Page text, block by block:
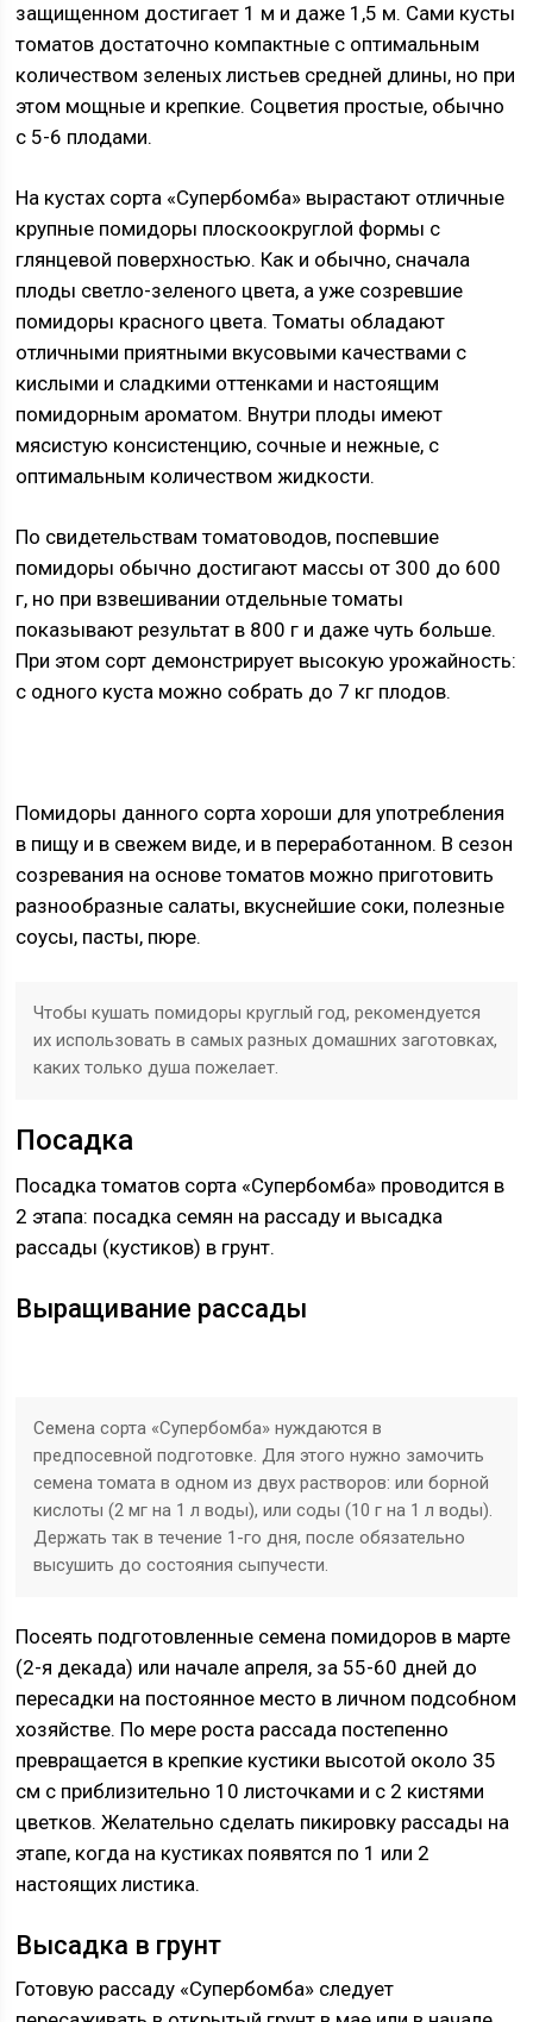
защищенном достигает 1 м и даже 1,5 м. Сами кусты
томатов достаточно компактные с оптимальным
количеством зеленых листьев средней длины, но при
этом мощные и крепкие. Соцветия простые, обычно
с 5-6 плодами.
На кустах сорта «Супербомба» вырастают отличные
крупные помидоры плоскоокруглой формы с
глянцевой поверхностью. Как и обычно, сначала
плоды светло-зеленого цвета, а уже созревшие
помидоры красного цвета. Томаты обладают
отличными приятными вкусовыми качествами с
кислыми и сладкими оттенками и настоящим
помидорным ароматом. Внутри плоды имеют
мясистую консистенцию, сочные и нежные, с
оптимальным количеством жидкости.
По свидетельствам томатоводов, поспевшие
помидоры обычно достигают массы от 300 до 600
г, но при взвешивании отдельные томаты
показывают результат в 800 г и даже чуть больше.
При этом сорт демонстрирует высокую урожайность:
с одного куста можно собрать до 7 кг плодов.
Помидоры данного сорта хороши для употребления
в пищу и в свежем виде, и в переработанном. В сезон
созревания на основе томатов можно приготовить
разнообразные салаты, вкуснейшие соки, полезные
соусы, пасты, пюре.
Чтобы кушать помидоры круглый год, рекомендуется
их использовать в самых разных домашних заготовках,
каких только душа пожелает.
Посадка
Посадка томатов сорта «Супербомба» проводится в
2 этапа: посадка семян на рассаду и высадка
рассады (кустиков) в грунт.
Выращивание рассады
Семена сорта «Супербомба» нуждаются в
предпосевной подготовке. Для этого нужно замочить
семена томата в одном из двух растворов: или борной
кислоты (2 мг на 1 л воды), или соды (10 г на 1 л воды).
Держать так в течение 1-го дня, после обязательно
высушить до состояния сыпучести.
Посеять подготовленные семена помидоров в марте
(2-я декада) или начале апреля, за 55-60 дней до
пересадки на постоянное место в личном подсобном
хозяйстве. По мере роста рассада постепенно
превращается в крепкие кустики высотой около 35
см с приблизительно 10 листочками и с 2 кистями
цветков. Желательно сделать пикировку рассады на
этапе, когда на кустиках появятся по 1 или 2
настоящих листика.
Высадка в грунт
Готовую рассаду «Супербомба» следует